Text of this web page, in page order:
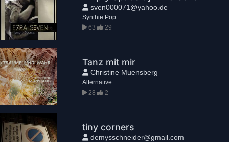
sven000071@yahoo.de
Synthie Pop
63
29
Tanz mit mir
Christine Muensberg
Alternative
28
2
tiny corners
demysschneider@gmail.com